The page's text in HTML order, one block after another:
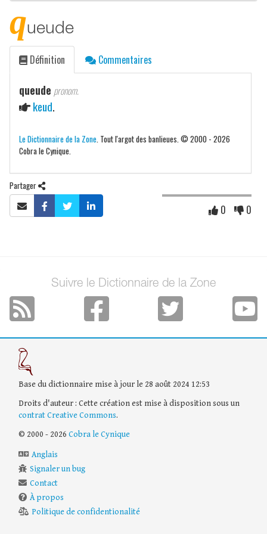
queude
Définition Commentaires
queude pronom.
keud.
Le Dictionnaire de la Zone . Tout l'argot des banlieues. © 2000 - 2026
Cobra le Cynique.
Partager
0 0
Suivre le Dictionnaire de la Zone
Base du dictionnaire mise à jour le 28 août 2024 12:53
Droits d'auteur : Cette création est mise à disposition sous un
contrat Creative Commons.
© 2000 - 2026 Cobra le Cynique
Anglais
Signaler un bug
Contact
À propos
Politique de confidentionalité